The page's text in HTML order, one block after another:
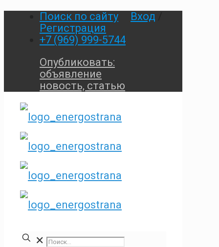
Поиск по сайту Вход
Регистрация
+7 (969) 999-5744
Опубликовать:
объявление
новость, статью
✕